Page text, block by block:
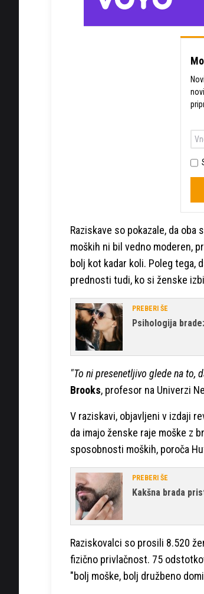
Raziskave so pokazale, da
moških ni bil vedno moderen,
bolj kot kadar koli. Poleg tega,
prednosti tudi, ko si ženske
PREBERI ŠE
Psihologija
"To ni presenetljivo glede na to,
Brooks, profesor na Univerzi
V raziskavi, objavljeni v izdaji
da imajo ženske raje moške z
sposobnosti moških, poroča
PREBERI ŠE
Kakšna brada
Raziskovalci so prosili 8.520
fizično privlačnost. 75
"bolj moške, bolj družbeno